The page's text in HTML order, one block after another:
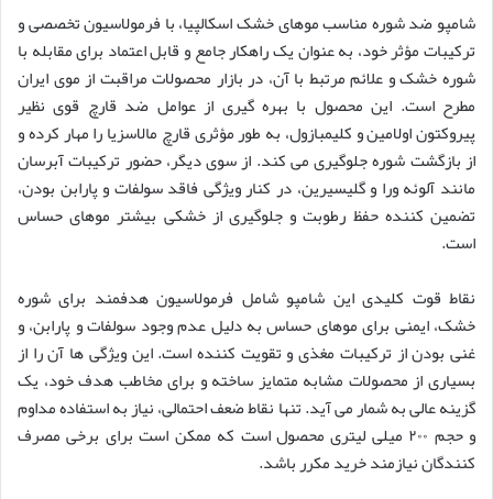
شامپو ضد شوره مناسب موهای خشک اسکالپیا، با فرمولاسیون تخصصی و
ترکیبات مؤثر خود، به عنوان یک راهکار جامع و قابل اعتماد برای مقابله با
شوره خشک و علائم مرتبط با آن، در بازار محصولات مراقبت از موی ایران
مطرح است. این محصول با بهره گیری از عوامل ضد قارچ قوی نظیر
پیروکتون اولامین و کلیمبازول، به طور مؤثری قارچ مالاسزیا را مهار کرده و
از بازگشت شوره جلوگیری می کند. از سوی دیگر، حضور ترکیبات آبرسان
مانند آلوئه ورا و گلیسیرین، در کنار ویژگی فاقد سولفات و پارابن بودن،
تضمین کننده حفظ رطوبت و جلوگیری از خشکی بیشتر موهای حساس
است.
نقاط قوت کلیدی این شامپو شامل فرمولاسیون هدفمند برای شوره
خشک، ایمنی برای موهای حساس به دلیل عدم وجود سولفات و پارابن، و
غنی بودن از ترکیبات مغذی و تقویت کننده است. این ویژگی ها آن را از
بسیاری از محصولات مشابه متمایز ساخته و برای مخاطب هدف خود، یک
گزینه عالی به شمار می آید. تنها نقاط ضعف احتمالی، نیاز به استفاده مداوم
و حجم ۲۰۰ میلی لیتری محصول است که ممکن است برای برخی مصرف
کنندگان نیازمند خرید مکرر باشد.